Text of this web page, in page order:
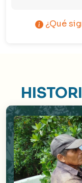
¿Qué